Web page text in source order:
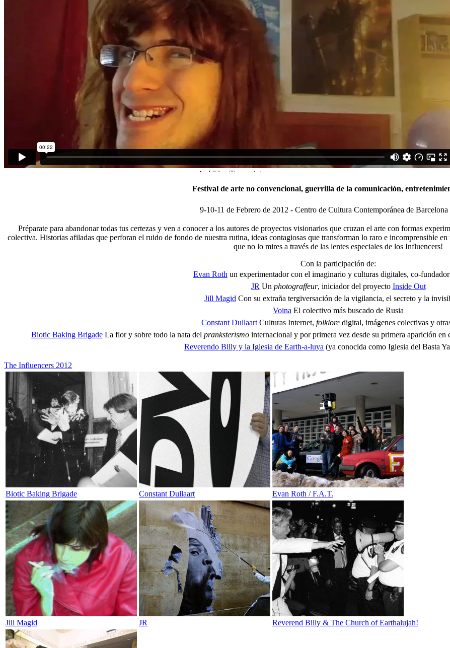
Festival de arte no convencional, guerrilla de la comunicación,
9-10-11 de Febrero de 2012 - Centro de Cultura Contemporánea de
Préparate para abandonar todas tus certezas y ven a conocer a los autores de proyectos visionarios que cruzan el arte con formas
colectiva. Historias afiladas que perforan el ruido de fondo de nuestra rutina, ideas contagiosas que transforman lo raro e incomprensible
que no lo mires a través de las lentes especiales de los Influencers!
Con la participación de:
Evan Rothun experimentador con el imaginario y culturas digitales, co-
JRUn photograffeur, iniciador del proyecto Inside Out
Jill Magid Con su extraña tergiversación de la vigilancia, el secreto y la
Voina El colectivo más buscado de Rusia
Constant DullaartCulturas Internet, folkloredigital, imágenes colectivas y
Biotic Baking BrigadeLa flor y sobre todo la nata del pranksterismointernacional y por primera vez desde su primera aparición
Reverendo Billy y la Iglesia de Earth-a-luya (ya conocida como Iglesia del Basta
The Influencers 2012
Biotic Baking Brigade Constant Dullaart Evan Roth / F.A.T.
Jill Magid JR Reverend Billy & The Church of Earthalujah!